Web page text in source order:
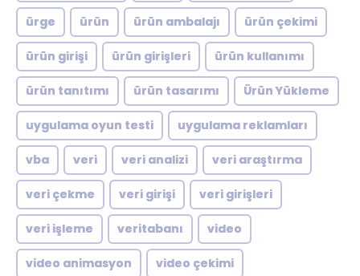
ürge ürün ürün ambalajı ürün çekimi
ürün girişi ürün girişleri ürün kullanımı
ürün tanıtımı ürün tasarımı Ürün Yükleme
uygulama oyun testi uygulama reklamları
vba veri veri analizi veri araştırma
veri çekme veri girişi veri girişleri
veri işleme veritabanı video
video animasyon video çekimi